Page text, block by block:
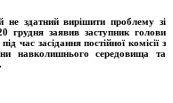
здатний вирішити проблему зі
грудня заявив заступник голови
час засідання постійної комісії з
навколишнього середовища та